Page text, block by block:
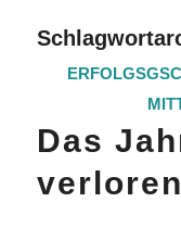
Das
verloren